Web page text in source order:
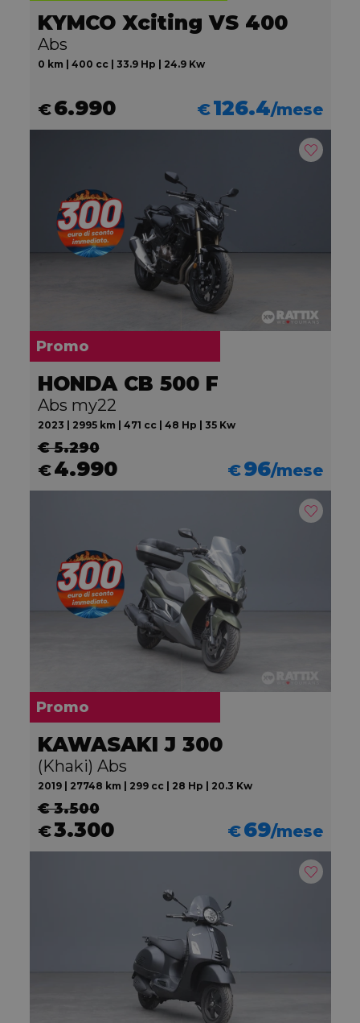
KYMCO Xciting VS 400
Abs
0 km | 400 cc | 33.9 Hp | 24.9 Kw
€6.990 €126.4/mese
Promo
HONDA CB 500 F
Abs my22
2023 | 2995 km | 471 cc | 48 Hp | 35 Kw
€ 5.290
€4.990 €96/mese
Promo
KAWASAKI J 300
(Khaki) Abs
2019 | 27748 km | 299 cc | 28 Hp | 20.3 Kw
€ 3.500
€3.300 €69/mese